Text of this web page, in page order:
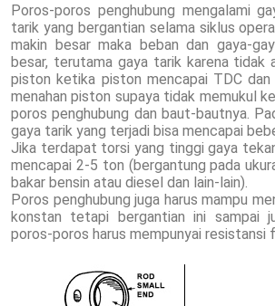
Poros-poros penghubung mengalami
tarik yang bergantian selama siklus
makin besar maka beban dan gaya-
besar, terutama gaya tarik karena tidak
piston ketika piston mencapai TDC dan
menahan piston supaya tidak memukul
poros penghubung dan baut-bautnya.
gaya tarik yang terjadi bisa mencapai
Jika terdapat torsi yang tinggi gaya
mencapai 2-5 ton (bergantung pada
bakar bensin atau diesel dan lain-lain).
Poros penghubung juga harus mampu
konstan tetapi bergantian ini sampai
poros-poros harus mempunyai resistansi